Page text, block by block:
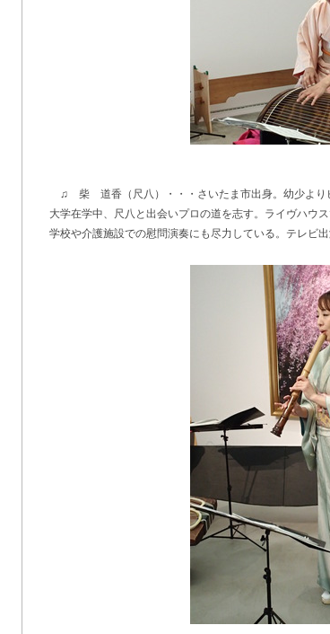
♫ 柴 道香（尺八）・・・さいたま市出身。幼少より
大学在学中、尺八と出会いプロの道を志す。ライヴハウ
学校や介護施設での慰問演奏にも尽力している。テレビ出